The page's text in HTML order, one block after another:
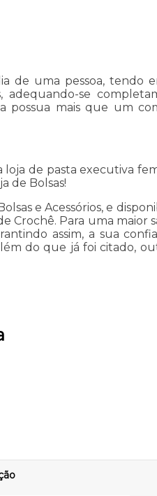
de uma pessoa, tendo
se
possua mais que um
de pasta executiva
de Bolsas!
e Acessórios, e
Crochê. Para uma maior
assim, a sua
do que já foi citado,